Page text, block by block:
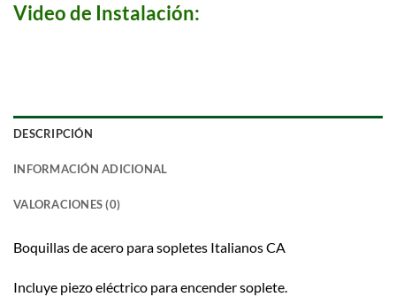
Video de Instalación:
DESCRIPCIÓN
INFORMACIÓN ADICIONAL
VALORACIONES (0)
Boquillas de acero para sopletes Italianos CA
Incluye piezo eléctrico para encender soplete.